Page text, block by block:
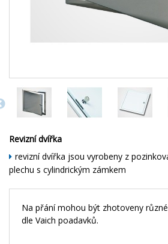
Revizní dvířka
revizní dvířka jsou vyrobeny z
plechu s cylindrickým zámkem
Na přání mohou být zhotoveny
dle Vaich poadavků.